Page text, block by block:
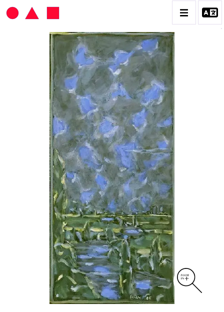
HANS SEILER
BIOGRAPHIE
CATALOGUE DES OEUVRES
VOL. 1 : LES PEINTURES
VOL. 2 : LES GOUACHES
VOL. 3 : CRAYONS DE COULEUR ET FUSAINS
CONTACT